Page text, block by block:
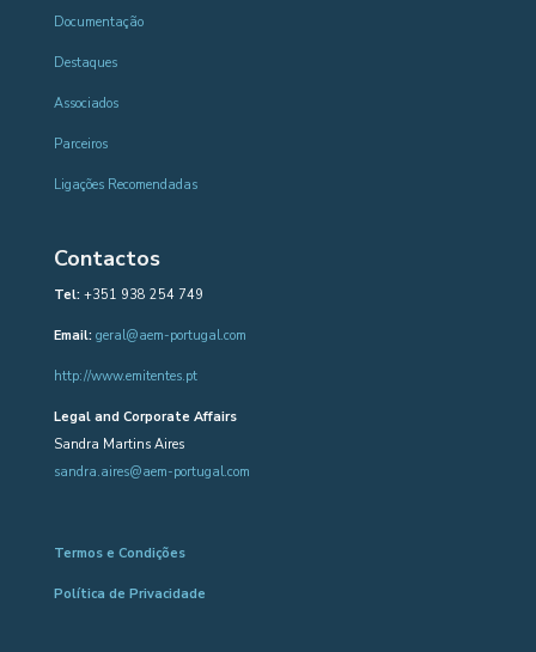
Documentação
Destaques
Associados
Parceiros
Ligações Recomendadas
Contactos
Tel:+351 938 254 749
Email: geral@aem-portugal.com
http://www.emitentes.pt
Legal and Corporate Affairs
Sandra Martins Aires
sandra.aires@aem-portugal.com
Termos e Condições
Política de Privacidade